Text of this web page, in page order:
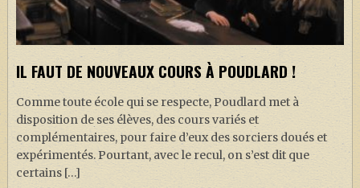
IL FAUT DE NOUVEAUX COURS À POUDLARD !
Comme toute école qui se respecte, Poudlard met à
disposition de ses élèves, des cours variés et
complémentaires, pour faire d’eux des sorciers doués et
expérimentés. Pourtant, avec le recul, on s’est dit que
certains […]